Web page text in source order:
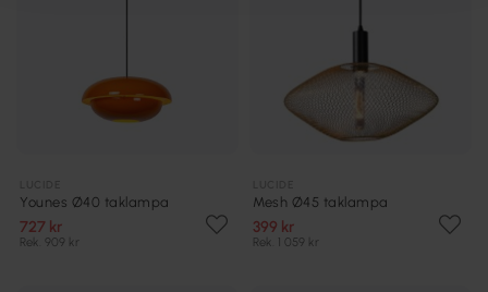
Younes Ø40 taklampa
727 kr
Rek. 909 kr
Mesh Ø45 taklampa
399 kr
Rek. 1 059 kr